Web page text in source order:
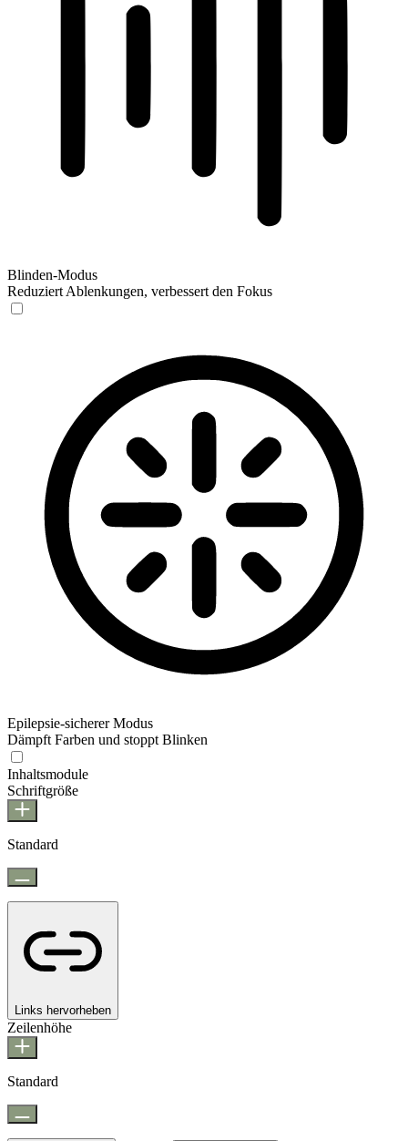
Blinden-Modus
Reduziert Ablenkungen, verbessert den Fokus
Epilepsie-sicherer Modus
Dämpft Farben und stoppt Blinken
Inhaltsmodule
Schriftgröße
Standard
Links hervorheben
Zeilenhöhe
Standard